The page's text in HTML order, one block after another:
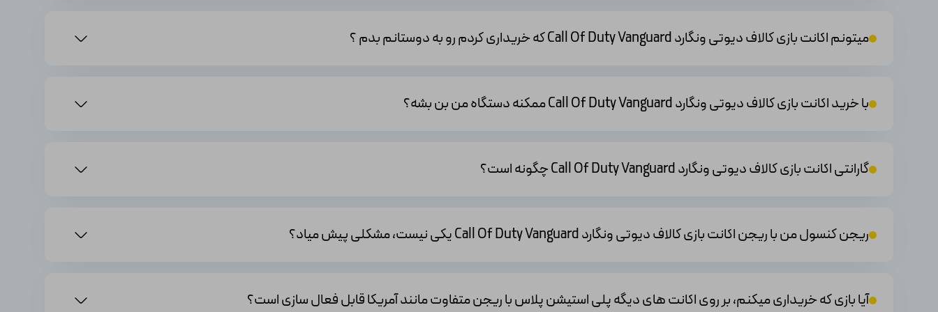
اطلاعات جدید: اسلج‌همر گیمز اطلاعات تازه‌ای از Call of Duty: Vanguard منتشر کرده که شامل تعداد نقشه‌ها، اپراتورها، و ویژگی‌های نسخه‌ی پی سی می‌شود.
شرکت کرده و در مپ‌های متنوع و متعددی به مبارزه بپردازید.
گرافیک بالا و صداگذاری واقع‌گرایانه: بازی با استفاده از گرافیک بالا و صداگذاری واقع‌گرایانه، تلاش دارد تا تجربه‌ای واقعی و زنده از جنگ جهانی دوم را به شما ارائه دهد. جزئیات دقیق، صداهای
تیمی قوی تبدیل شوید.
میتونم اکانت بازی کالاف دیوتی ونگارد Call Of Duty Vanguard که خریداری کردم رو به دوستانم بدم ؟
با خرید اکانت بازی کالاف دیوتی ونگارد Call Of Duty Vanguard ممکنه دستگاه من بن بشه؟
گارانتی اکانت بازی کالاف دیوتی ونگارد Call Of Duty Vanguard چگونه است؟
ریجن کنسول من با ریجن اکانت بازی کالاف دیوتی ونگارد Call Of Duty Vanguard یکی نیست، مشکلی پیش میاد؟
آیا بازی که خریداری میکنم، بر روی اکانت های دیگه پلی استیشن پلاس با ریجن متفاوت مانند آمریکا قابل فعال سازی است؟